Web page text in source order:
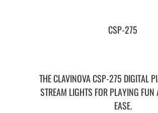
CSP-275
THE CLAVINOVA CSP-275 DIGITAL
STREAM LIGHTS FOR PLAYING FUN
EASE.